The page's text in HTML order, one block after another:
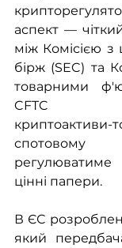
аспект —
між Комісією з
бірж (SEC) та
товарними
CFTC
цінні папери.
В ЄС
який